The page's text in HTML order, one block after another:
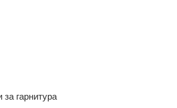
за гарнитура